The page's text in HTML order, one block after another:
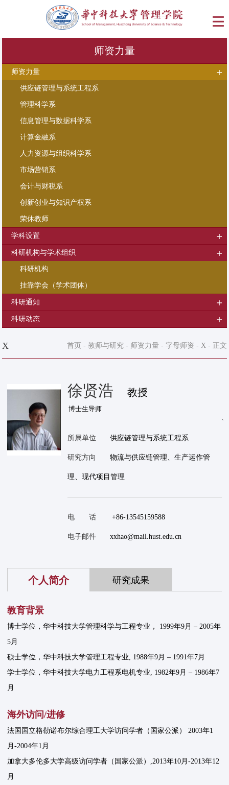
师资力量
师资力量
供应链管理与系统工程系
管理科学系
信息管理与数据科学系
计算金融系
人力资源与组织科学系
市场营销系
会计与财税系
创新创业与知识产权系
荣休教师
学科设置
科研机构与学术组织
科研机构
挂靠学会（学术团体）
科研通知
科研动态
X 首页 - 教师与研究- 师资力量- 字母师资 - X- 正文
徐贤浩 教授
所属单位 供应链管理与系统工程系
研究方向 物流与供应链管理、生产运作管
理、现代项目管理
电 话 +86-13545159588
电子邮件 xxhao@mail.hust.edu.cn
个人简介 研究成果
教育背景
博士学位，华中科技大学管理科学与工程专业， 1999年9月 – 2005年
5月
硕士学位，华中科技大学管理工程专业, 1988年9月 – 1991年7月
学士学位，华中科技大学电力工程系电机专业, 1982年9月 – 1986年7
月
海外访问/进修
法国国立格勒诺布尔综合理工大学访问学者（国家公派） 2003年1
月-2004年1月
加拿大多伦多大学高级访问学者（国家公派）,2013年10月-2013年12
月